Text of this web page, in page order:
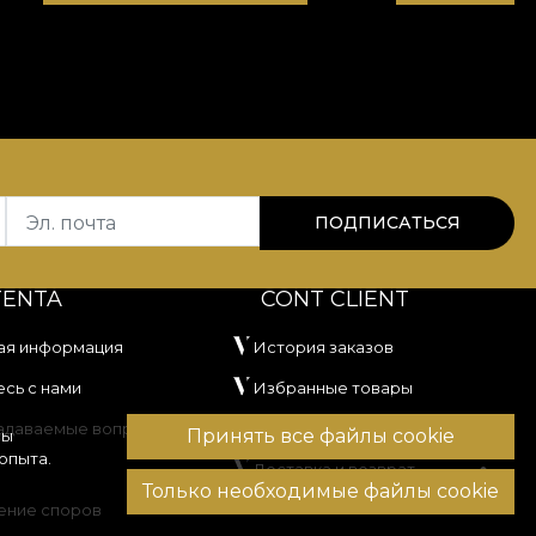
Принять все файлы cookie
Только необходимые файлы cookie
Эл. почта ПОДПИСАТЬСЯ
информация
с нами
вопросы
споров
CONT CLIENT
История заказов
Избранные товары
Способы оплаты
Доставка и возврат